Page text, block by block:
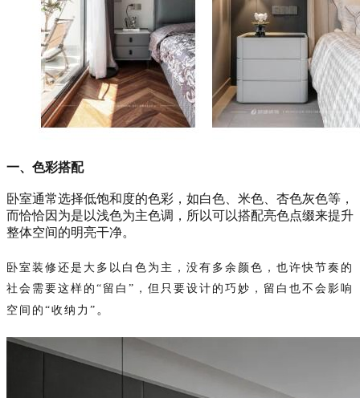
一、色彩搭配
卧室通常选择低饱和度的色彩，如白色、米色、杏色灰色等，
而恰恰因为是以浅色为主色调，所以可以搭配亮色点缀来提升
整体空间的明亮干净。
卧室装修还是大多以白色为主，没有多余颜色，也许快节奏的
社会需要这样的“留白”，但只要设计的巧妙，留白也不会影响
空间的“收纳力” 。